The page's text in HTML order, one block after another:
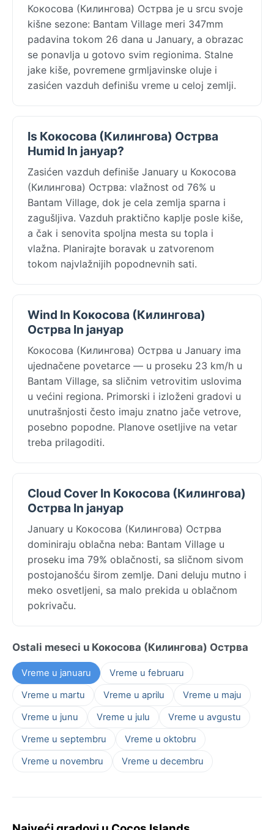
Кокосова (Килингова) Острва je u srcu svoje
kišne sezone: Bantam Village meri 347mm
padavina tokom 26 dana u January, a obrazac
se ponavlja u gotovo svim regionima. Stalne
jake kiše, povremene grmljavinske oluje i
zasićen vazduh definišu vreme u celoj zemlji.
Is Кокосова (Килингова) Острва
Humid In јануар?
Zasićen vazduh definiše January u Кокосова
(Килингова) Острва: vlažnost od 76% u
Bantam Village, dok je cela zemlja sparna i
zagušljiva. Vazduh praktično kaplje posle kiše,
a čak i senovita spoljna mesta su topla i
vlažna. Planirajte boravak u zatvorenom
tokom najvlažnijih popodnevnih sati.
Wind In Кокосова (Килингова)
Острва In јануар
Кокосова (Килингова) Острва u January ima
ujednačene povetarce — u proseku 23 km/h u
Bantam Village, sa sličnim vetrovitim uslovima
u većini regiona. Primorski i izloženi gradovi u
unutrašnjosti često imaju znatno jače vetrove,
posebno popodne. Planove osetljive na vetar
treba prilagoditi.
Cloud Cover In Кокосова (Килингова)
Острва In јануар
January u Кокосова (Килингова) Острва
dominiraju oblačna neba: Bantam Village u
proseku ima 79% oblačnosti, sa sličnom sivom
postojanošću širom zemlje. Dani deluju mutno i
meko osvetljeni, sa malo prekida u oblačnom
pokrivaču.
Ostali meseci u Кокосова (Килингова) Острва
Vreme u januaru
Vreme u februaru
Vreme u martu
Vreme u aprilu
Vreme u maju
Vreme u junu
Vreme u julu
Vreme u avgustu
Vreme u septembru
Vreme u oktobru
Vreme u novembru
Vreme u decembru